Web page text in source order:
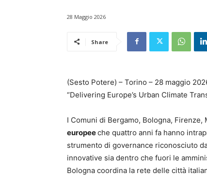
28 Maggio 2026
Share
(Sesto Potere) – Torino – 28 maggio
“Delivering Europe’s Urban Climate
I Comuni di Bergamo, Bologna, Firenze,
europeeche quattro anni fa hanno
strumento di governance riconosciuto
innovative sia dentro che fuori le
Bologna coordina la rete delle città